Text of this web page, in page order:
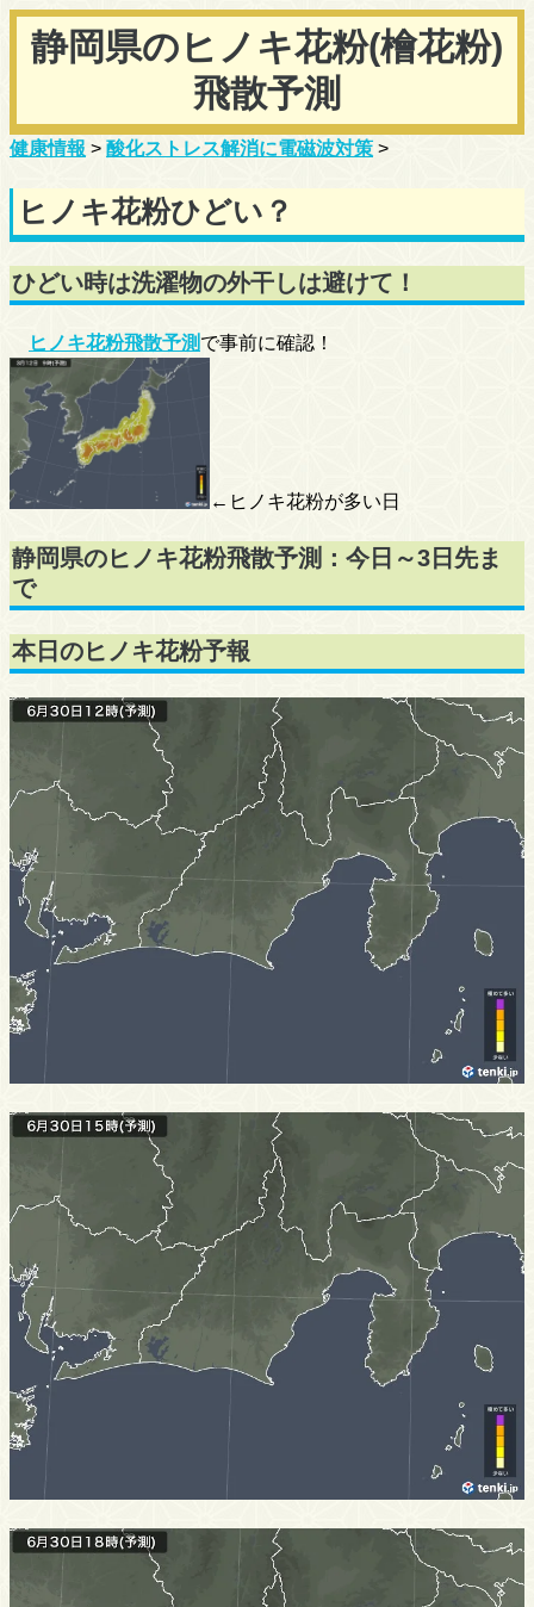
静岡県のヒノキ花粉(檜花粉)
飛散予測
健康情報 > 酸化ストレス解消に電磁波対策 >
ヒノキ花粉ひどい？
ひどい時は洗濯物の外干しは避けて！
ヒノキ花粉飛散予測 で事前に確認！
←ヒノキ花粉が多い日
静岡県のヒノキ花粉飛散予測：今日～3日先ま
で
本日のヒノキ花粉予報